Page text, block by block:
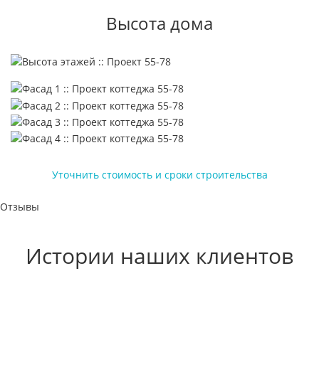
Высота дома
Уточнить стоимость и сроки строительства
Отзывы
Истории наших клиентов